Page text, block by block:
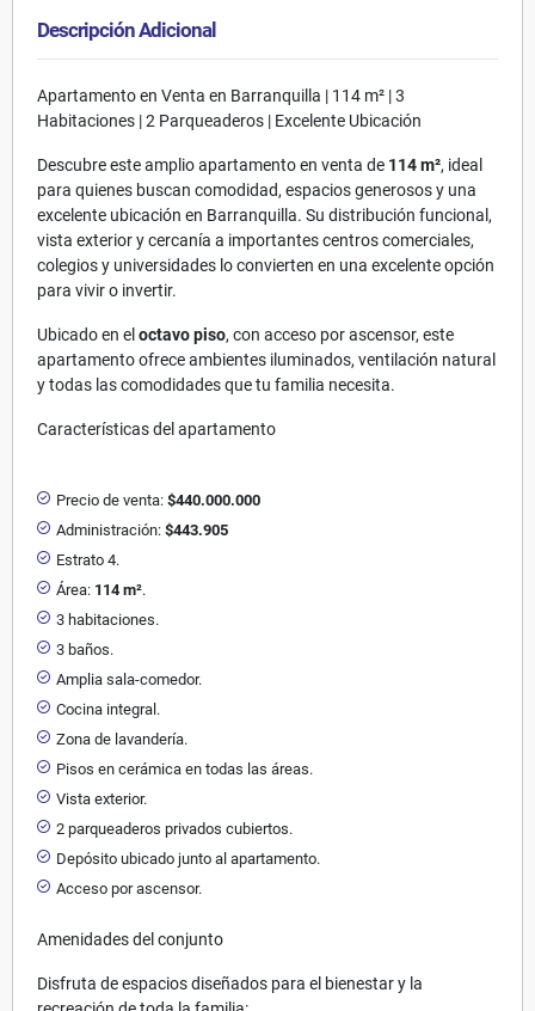
Descripción Adicional
Apartamento en Venta en Barranquilla | 114 m² | 3
Habitaciones | 2 Parqueaderos | Excelente Ubicación
Descubre este amplio apartamento en venta de 114 m², ideal
para quienes buscan comodidad, espacios generosos y una
excelente ubicación en Barranquilla. Su distribución funcional,
vista exterior y cercanía a importantes centros comerciales,
colegios y universidades lo convierten en una excelente opción
para vivir o invertir.
Ubicado en el octavo piso, con acceso por ascensor, este
apartamento ofrece ambientes iluminados, ventilación natural
y todas las comodidades que tu familia necesita.
Características del apartamento
Precio de venta: $440.000.000
Administración: $443.905
Estrato 4.
Área: 114 m².
3 habitaciones.
3 baños.
Amplia sala-comedor.
Cocina integral.
Zona de lavandería.
Pisos en cerámica en todas las áreas.
Vista exterior.
2 parqueaderos privados cubiertos.
Depósito ubicado junto al apartamento.
Acceso por ascensor.
Amenidades del conjunto
Disfruta de espacios diseñados para el bienestar y la